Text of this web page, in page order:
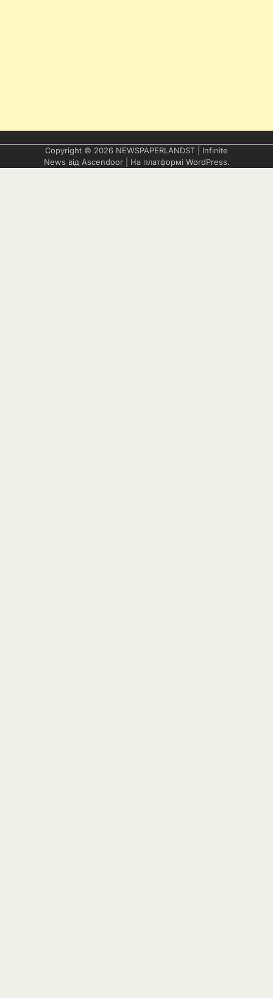
Copyright © 2026 NEWSPAPERLANDST | Infinite
News від Ascendoor| На платформі WordPress.